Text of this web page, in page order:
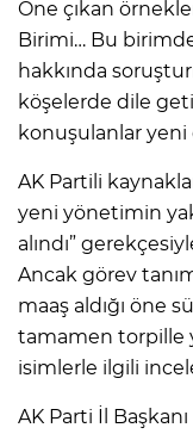
Öne çıkan
Birimi… Bu
hakkında
köşelerde dile
konuşulanlar yeni
AK Partili
yeni yönetimin
alındı”
Ancak görev
maaş aldığı öne
tamamen torpille
isimlerle ilgili
AK Parti İl